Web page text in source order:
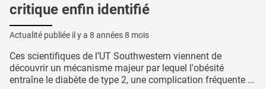
critique enfin identifié
Actualité publiée il y a 8 années 8 mois
Ces scientifiques de l’UT Southwestern viennent de
découvrir un mécanisme majeur par lequel l'obésité
entraîne le diabète de type 2, une complication fréquente ...